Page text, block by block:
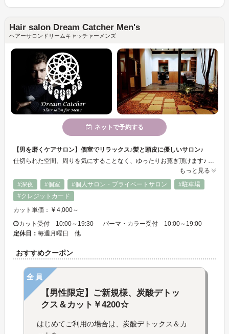
Hair salon Dream Catcher Men's
ヘアーサロンドリームキャッチャーメンズ
ネットで予約する
【男を磨くケアサロン】個室でリラックス♪髪と頭皮に優しいサロン♪
仕切られた空間、周りを気にすることなく、ゆったりお寛ぎ頂けます♪ 優しいシャンプーの使用をはじめ、残留する化学物質の除去にこだわっています。 カットは夜7時半まで、パーマ・カラーも夜7時まで受け付けているので、 お仕事帰りにも気軽にお立ち寄り頂けます♪
もっと見る
#深夜
#個室 #個人サロン・プライベートサロン
#駐車場
#クレジットカード
カット単価： ¥ 4,000～
カット受付 10:00～19:30 パーマ・カラー受付 10:00～19:00
定休日： 毎週月曜日 他
おすすめクーポン
全員
【男性限定】ご新規様、炭酸デトッ
クス＆カット￥4200☆
はじめてご利用の場合は、炭酸デトックス＆カ